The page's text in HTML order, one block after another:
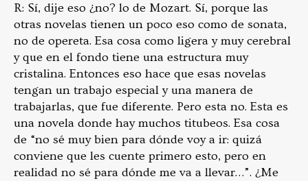
R: Sí, dije eso ¿no? lo de Mozart. Sí, porque las
otras novelas tienen un poco eso como de sonata,
no de opereta. Esa cosa como ligera y muy cerebral
y que en el fondo tiene una estructura muy
cristalina. Entonces eso hace que esas novelas
tengan un trabajo especial y una manera de
trabajarlas, que fue diferente. Pero esta no. Esta es
una novela donde hay muchos titubeos. Esa cosa
de “no sé muy bien para dónde voy a ir: quizá
conviene que les cuente primero esto, pero en
realidad no sé para dónde me va a llevar…”. ¿Me